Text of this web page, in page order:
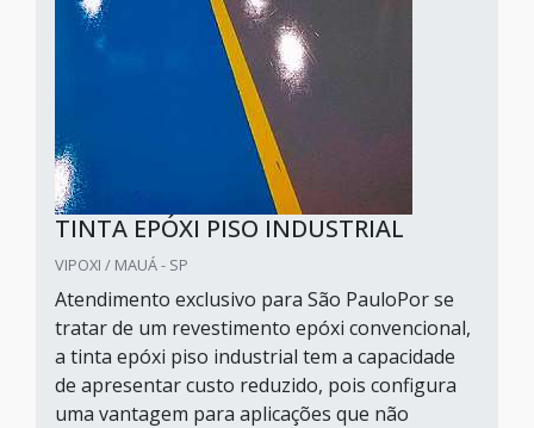
TINTA EPÓXI PISO INDUSTRIAL
VIPOXI / MAUÁ - SP
Atendimento exclusivo para São PauloPor se
tratar de um revestimento epóxi convencional,
a tinta epóxi piso industrial tem a capacidade
de apresentar custo reduzido, pois configura
uma vantagem para aplicações que não